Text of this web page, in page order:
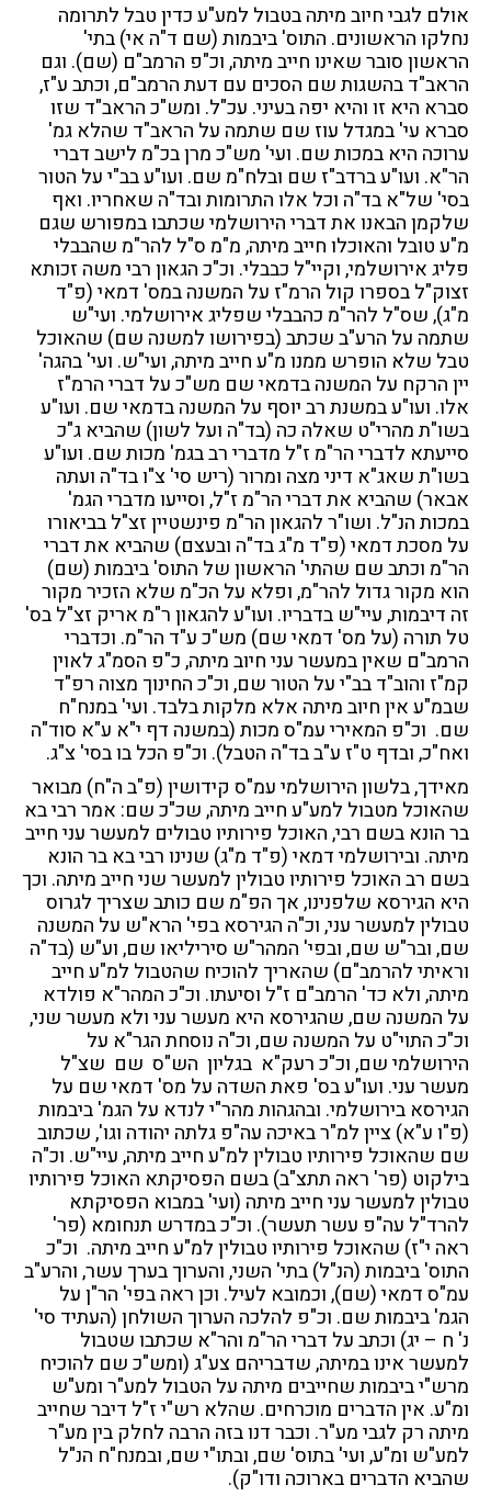
אולם לגבי חיוב מיתה בטבול למע"ע כדין טבל לתרומה
נחלקו הראשונים. התוס' ביבמות (שם ד"ה אי) בתי'
הראשון סובר שאינו חייב מיתה, וכ"פ הרמב"ם (שם). וגם
הראב"ד בהשגות שם הסכים עם דעת הרמב"ם, וכתב ע"ז,
סברא היא זו והיא יפה בעיני. עכ"ל. ומש"כ הראב"ד שזו
סברא עי' במגדל עוז שם שתמה על הראב"ד שהלא גמ'
ערוכה היא במכות שם. ועי' מש"כ מרן בכ"מ לישב דברי
הר"א. ועו"ע ברדב"ז שם ובלח"מ שם. ועו"ע בב"י על הטור
בסי' של"א בד"ה וכל אלו התרומות ובד"ה שאחריו. ואף
שלקמן הבאנו את דברי הירושלמי שכתבו במפורש שגם
מ"ע טובל והאוכלו חייב מיתה, מ"מ ס"ל להר"מ שהבבלי
פליג אירושלמי, וקיי"ל כבבלי. וכ"כ הגאון רבי משה זכותא
זצוק"ל בספרו קול הרמ"ז על המשנה במס' דמאי (פ"ד
מ"ג), שס"ל להר"מ כהבבלי שפליג אירושלמי. ועי"ש
שתמה על הרע"ב שכתב (בפירושו למשנה שם) שהאוכל
טבל שלא הופרש ממנו מ"ע חייב מיתה, ועי"ש. ועי' בהגה'
יין הרקח על המשנה בדמאי שם מש"כ על דברי הרמ"ז
אלו. ועו"ע במשנת רב יוסף על המשנה בדמאי שם. ועו"ע
בשו"ת מהרי"ט שאלה כה (בד"ה ועל לשון) שהביא ג"כ
סייעתא לדברי הר"מ ז"ל מדברי רב בגמ' מכות שם. ועו"ע
בשו"ת שאג"א דיני מצה ומרור (ריש סי' צ"ו בד"ה ועתה
אבאר) שהביא את דברי הר"מ ז"ל, וסייעו מדברי הגמ'
במכות הנ"ל. ושו"ר להגאון הר"מ פינשטיין זצ"ל בביאורו
על מסכת דמאי (פ"ד מ"ג בד"ה ובעצם) שהביא את דברי
הר"מ וכתב שם שהתי' הראשון של התוס' ביבמות (שם)
הוא מקור גדול להר"מ, ופלא על הכ"מ שלא הזכיר מקור
זה דיבמות, עיי"ש בדבריו. ועו"ע להגאון ר"מ אריק זצ"ל בס'
טל תורה (על מס' דמאי שם) מש"כ ע"ד הר"מ. וכדברי
הרמב"ם שאין במעשר עני חיוב מיתה, כ"פ הסמ"ג לאוין
קמ"ז והוב"ד בב"י על הטור שם, וכ"כ החינוך מצוה רפ"ד
שבמ"ע אין חיוב מיתה אלא מלקות בלבד. ועי' במנח"ח
שם. וכ"פ המאירי עמ"ס מכות (במשנה דף י"א ע"א סוד"ה
ואח"כ, ובדף ט"ז ע"ב בד"ה הטבל). וכ"פ הכל בו בסי' צ"ג.
מאידך, בלשון הירושלמי עמ"ס קידושין (פ"ב ה"ח) מבואר
שהאוכל מטבול למע"ע חייב מיתה, שכ"כ שם: אמר רבי בא
בר הונא בשם רבי, האוכל פירותיו טבולים למעשר עני חייב
מיתה. ובירושלמי דמאי (פ"ד מ"ג) שנינו רבי בא בר הונא
בשם רב האוכל פירותיו טבולין למעשר שני חייב מיתה. וכך
היא הגירסא שלפנינו, אך הפ"מ שם כותב שצריך לגרוס
טבולין למעשר עני, וכ"ה הגירסא בפי' הרא"ש על המשנה
שם, ובר"ש שם, ובפי' המהר"ש סיריליאו שם, וע"ש (בד"ה
וראיתי להרמב"ם) שהאריך להוכיח שהטבול למ"ע חייב
מיתה, ולא כד' הרמב"ם ז"ל וסיעתו. וכ"כ המהר"א פולדא
על המשנה שם, שהגירסא היא מעשר עני ולא מעשר שני,
וכ"כ התוי"ט על המשנה שם, וכ"ה נוסחת הגר"א על
הירושלמי שם, וכ"כ רעק"א בגליון הש"ס שם שצ"ל
מעשר עני. ועו"ע בס' פאת השדה על מס' דמאי שם על
הגירסא בירושלמי. ובהגהות מהר"י לנדא על הגמ' ביבמות
(פ"ו ע"א) ציין למ"ר באיכה עה"פ גלתה יהודה וגו', שכתוב
שם שהאוכל פירותיו טבולין למ"ע חייב מיתה, עיי"ש. וכ"ה
בילקוט (פר' ראה תתצ"ב) בשם הפסיקתא האוכל פירותיו
טבולין למעשר עני חייב מיתה (ועי' במבוא הפסיקתא
להרד"ל עה"פ עשר תעשר). וכ"כ במדרש תנחומא (פר'
ראה י"ז) שהאוכל פירותיו טבולין למ"ע חייב מיתה. וכ"כ
התוס' ביבמות (הנ"ל) בתי' השני, והערוך בערך עשר, והרע"ב
עמ"ס דמאי (שם), וכמובא לעיל. וכן ראה בפי' הר"ן על
הגמ' ביבמות שם. וכ"פ להלכה הערוך השולחן (העתיד סי'
נ' ח – יג) וכתב על דברי הר"מ והר"א שכתבו שטבול
למעשר אינו במיתה, שדבריהם צע"ג (ומש"כ שם להוכיח
מרש"י ביבמות שחייבים מיתה על הטבול למע"ר ומע"ש
ומ"ע. אין הדברים מוכרחים. שהלא רש"י ז"ל דיבר שחייב
מיתה רק לגבי מע"ר. וכבר דנו בזה הרבה לחלק בין מע"ר
למע"ש ומ"ע, ועי' בתוס' שם, ובתו"י שם, ובמנח"ח הנ"ל
שהביא הדברים בארוכה ודו"ק).